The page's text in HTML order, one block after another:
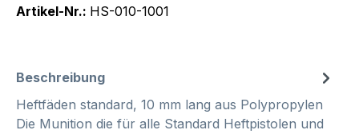
Artikel-Nr.: HS-010-1001
Beschreibung
Heftfäden standard, 10 mm lang aus Polypropylen
Die Munition die für alle Standard Heftpistolen und